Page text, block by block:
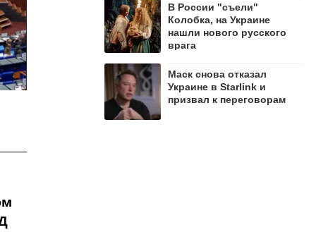
В России "съели"
Колобка, на Украине
нашли нового русского
врага
Маск снова отказал
Украине в Starlink и
призвал к переговорам